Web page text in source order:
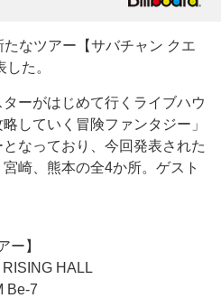
なツアー【サバチャン クエ
た。
ーがはじめて行くライブハウ
していく冒険ファンタジー」
なっており、今回発表された
崎、熊本の全4か所。ゲスト
ー】
HALL
Be-7